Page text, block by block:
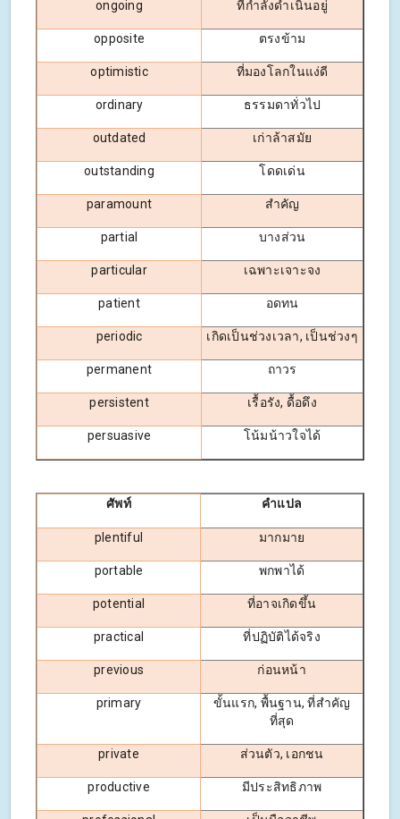
ongoing ที่กำลังดำเนินอยู่
opposite ตรงข้าม
optimistic ที่มองโลกในแง่ดี
ordinary ธรรมดาทั่วไป
outdated เก่าล้าสมัย
outstanding โดดเด่น
paramount สำคัญ
partial บางส่วน
particular เฉพาะเจาะจง
patient อดทน
periodic เกิดเป็นช่วงเวลา, เป็นช่วงๆ
permanent ถาวร
persistent เรื้อรัง, ดื้อดึง
persuasive โน้มน้าวใจได้
ศัพท์ คำแปล
plentiful มากมาย
portable พกพาได้
potential ที่อาจเกิดขึ้น
practical ที่ปฏิบัติได้จริง
previous ก่อนหน้า
primary
ขั้นแรก, พื้นฐาน, ที่สำคัญ
ที่สุด
private ส่วนตัว, เอกชน
productive มีประสิทธิภาพ